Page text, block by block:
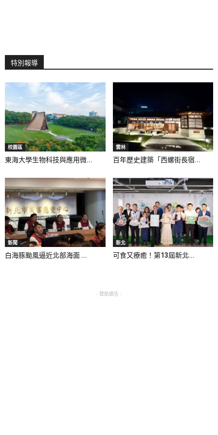
特別報導
校園區
東海大學生物科技與應用微...
雲林
百年歷史建築「西螺街長宿...
新聞
白海豚颱風逼近北部海面 ...
新北
可食又療癒！第13屆新北...
- 贊助廣告 -